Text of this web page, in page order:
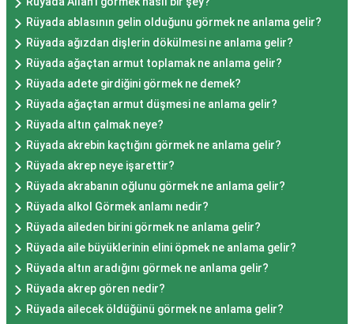
Rüyada ablasının gelin olduğunu görmek ne anlama gelir?
Rüyada ağızdan dişlerin dökülmesi ne anlama gelir?
Rüyada ağaçtan armut toplamak ne anlama gelir?
Rüyada adete girdiğini görmek ne demek?
Rüyada ağaçtan armut düşmesi ne anlama gelir?
Rüyada altın çalmak neye?
Rüyada akrebin kaçtığını görmek ne anlama gelir?
Rüyada akrep neye işarettir?
Rüyada akrabanın oğlunu görmek ne anlama gelir?
Rüyada alkol Görmek anlamı nedir?
Rüyada aileden birini görmek ne anlama gelir?
Rüyada aile büyüklerinin elini öpmek ne anlama gelir?
Rüyada altın aradığını görmek ne anlama gelir?
Rüyada akrep gören nedir?
Rüyada ailecek öldüğünü görmek ne anlama gelir?